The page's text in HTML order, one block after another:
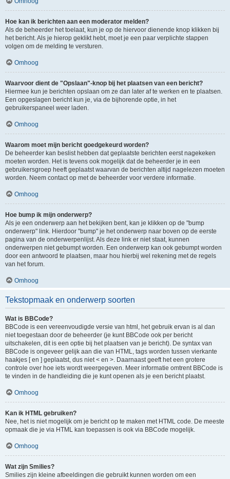
Hoe kan ik berichten aan een moderator melden?
Als de beheerder het toelaat, kun je op de hiervoor dienende knop klikken bij
het bericht. Als je hierop geklikt hebt, moet je een paar verplichte stappen
volgen om de melding te versturen.
Omhoog
Waarvoor dient de "Opslaan"-knop bij het plaatsen van een bericht?
Hiermee kun je berichten opslaan om ze dan later af te werken en te plaatsen.
Een opgeslagen bericht kun je, via de bijhorende optie, in het
gebruikerspaneel weer laden.
Omhoog
Waarom moet mijn bericht goedgekeurd worden?
De beheerder kan beslist hebben dat geplaatste berichten eerst nagekeken
moeten worden. Het is tevens ook mogelijk dat de beheerder je in een
gebruikersgroep heeft geplaatst waarvan de berichten altijd nagelezen moeten
worden. Neem contact op met de beheerder voor verdere informatie.
Omhoog
Hoe bump ik mijn onderwerp?
Als je een onderwerp aan het bekijken bent, kan je klikken op de "bump
onderwerp" link. Hierdoor "bump" je het onderwerp naar boven op de eerste
pagina van de onderwerpenlijst. Als deze link er niet staat, kunnen
onderwerpen niet gebumpt worden. Een onderwerp kan ook gebumpt worden
door een antwoord te plaatsen, maar hou hierbij wel rekening met de regels
van het forum.
Omhoog
Tekstopmaak en onderwerp soorten
Wat is BBCode?
BBCode is een vereenvoudigde versie van html, het gebruik ervan is al dan
niet toegestaan door de beheerder (je kunt BBCode ook per bericht
uitschakelen, dit is een optie bij het plaatsen van je bericht). De syntax van
BBCode is ongeveer gelijk aan die van HTML, tags worden tussen vierkante
haakjes [ en ] geplaatst, dus niet < en >. Daarnaast geeft het een grotere
controle over hoe iets wordt weergegeven. Meer informatie omtrent BBCode is
te vinden in de handleiding die je kunt openen als je een bericht plaatst.
Omhoog
Kan ik HTML gebruiken?
Nee, het is niet mogelijk om je bericht op te maken met HTML code. De meeste
opmaak die je via HTML kan toepassen is ook via BBCode mogelijk.
Omhoog
Wat zijn Smilies?
Smilies zijn kleine afbeeldingen die gebruikt kunnen worden om een